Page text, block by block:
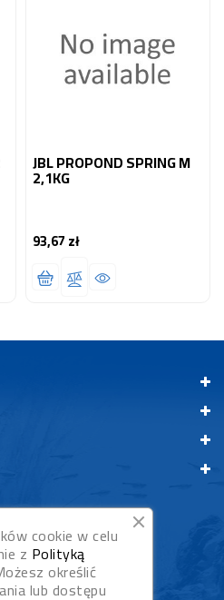
JBL PROPOND SPRING M
2,1KG
93,67 złCena
cookie w celu
z Polityką
określić
lub dostępu